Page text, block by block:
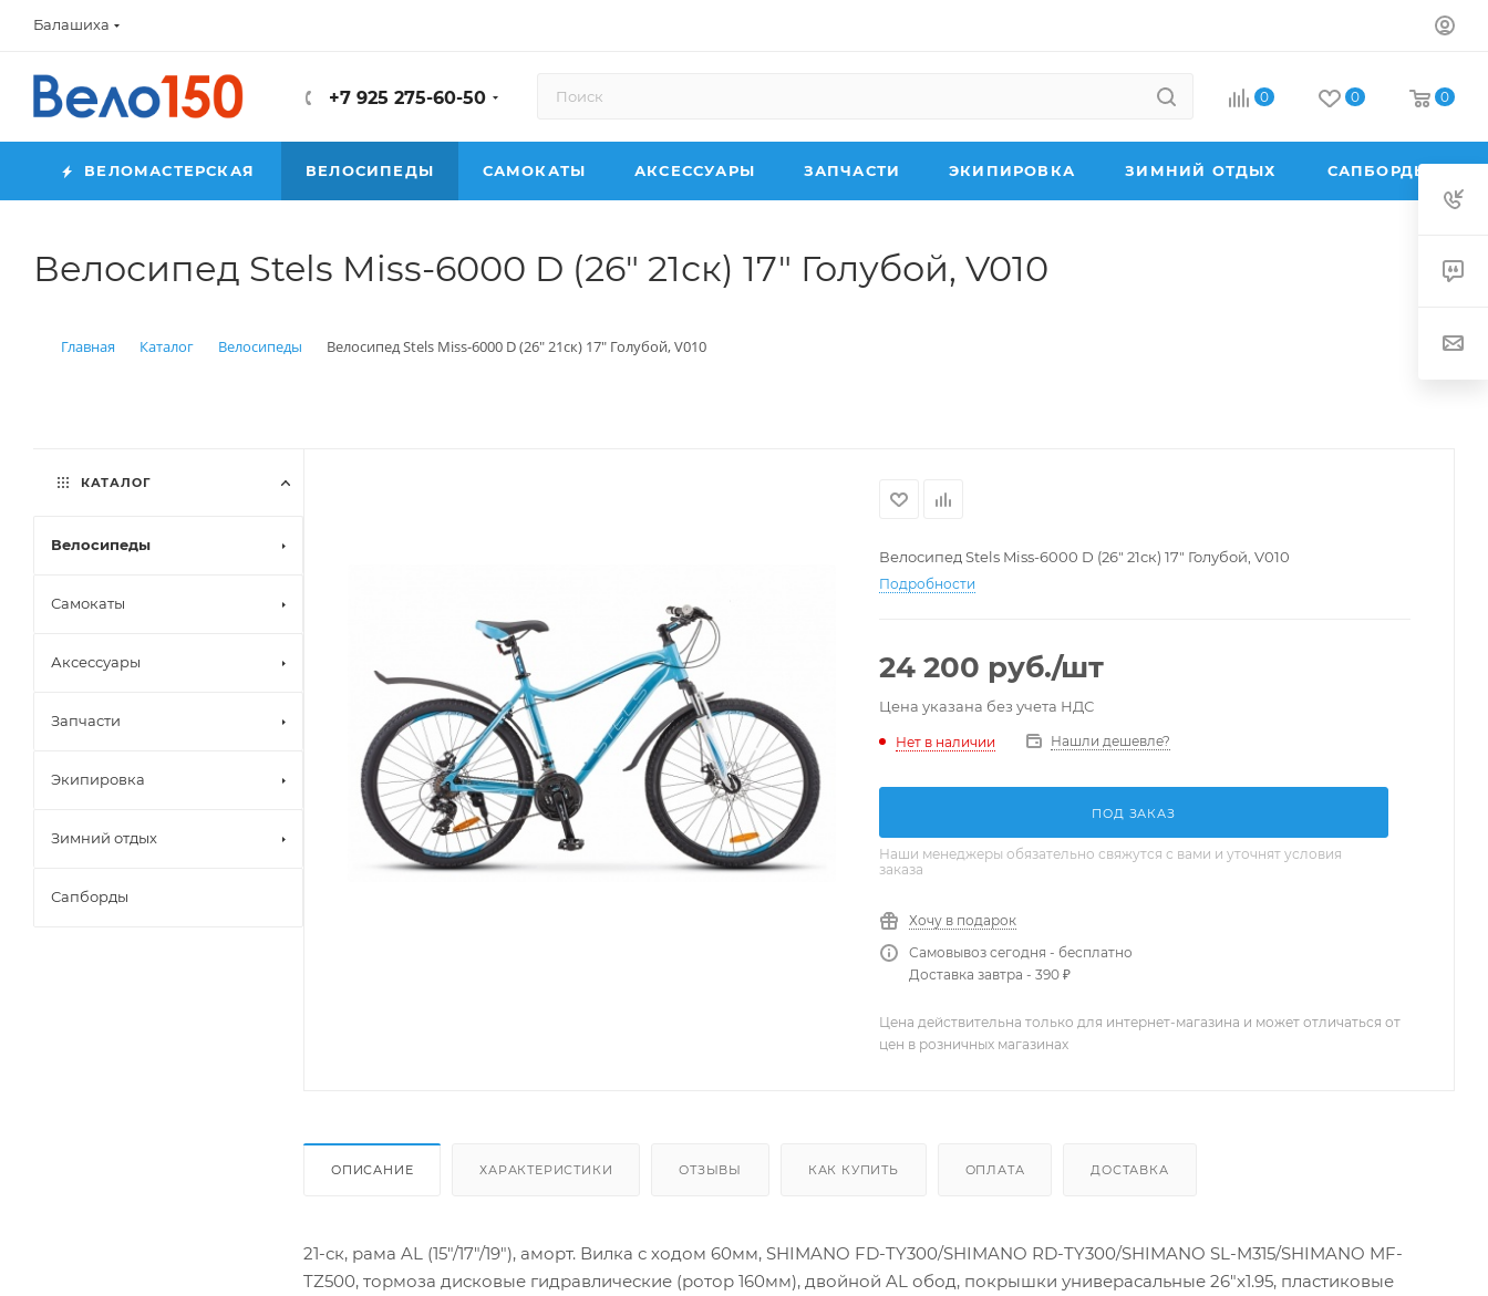
Балашиха
+7 925 275-60-50 0 0 0
ВЕЛОМАСТЕРСКАЯ ВЕЛОСИПЕДЫ САМОКАТЫ АКСЕССУАРЫ ЗАПЧАСТИ ЭКИПИРОВКА ЗИМНИЙ ОТДЫХ САПБОРДЫ
Велосипед Stels Miss-6000 D (26" 21ск) 17" Голубой, V010
Главная Каталог Велосипеды Велосипед Stels Miss-6000 D (26" 21ск) 17" Голубой, V010
Велосипед Stels Miss-6000 D (26" 21ск) 17" Голубой, V010
Подробности
24 200 руб./шт
Цена указана без учета НДС
Нет в наличии Нашли дешевле?
ПОД ЗАКАЗ
Наши менеджеры обязательно свяжутся с вами и уточнят условия
заказа
Хочу в подарок
Самовывоз сегодня - бесплатно
Доставка завтра - 390 ₽
Цена действительна только для интернет-магазина и может отличаться от
цен в розничных магазинах
ОПИСАНИЕ ХАРАКТЕРИСТИКИ ОТЗЫВЫ КАК КУПИТЬ ОПЛАТА ДОСТАВКА
21-ск, рама AL (15"/17"/19"), аморт. Вилка с ходом 60мм, SHIMANO FD-TY300/SHIMANO RD-TY300/SHIMANO SL-M315/SHIMANO MF-
TZ500, тормоза дисковые гидравлические (ротор 160мм), двойной AL обод, покрышки универасальные 26"x1.95, пластиковые
КАТАЛОГ
Велосипеды
Самокаты
Аксессуары
Запчасти
Экипировка
Зимний отдых
Сапборды